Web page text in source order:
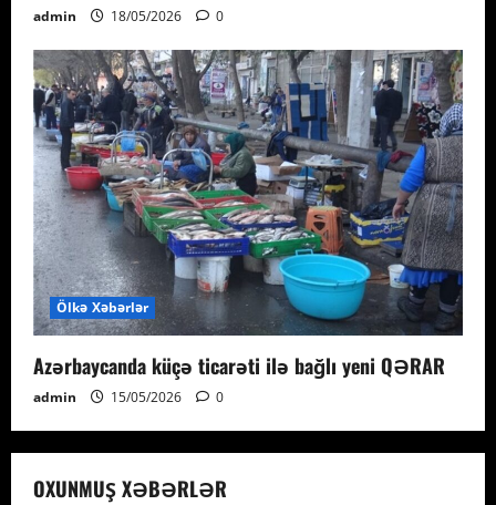
admin 18/05/2026 0
Ölkə Xəbərlər
Azərbaycanda küçə ticarəti ilə bağlı yeni QƏRAR
admin 15/05/2026 0
OXUNMUŞ XƏBƏRLƏR